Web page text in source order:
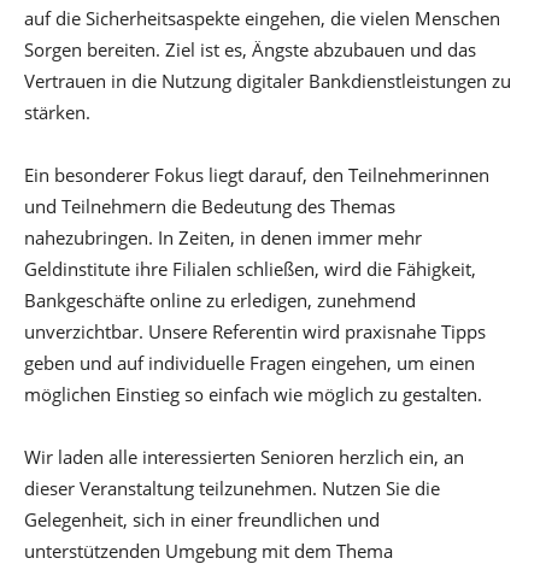
auf die Sicherheitsaspekte eingehen, die vielen Menschen
Sorgen bereiten. Ziel ist es, Ängste abzubauen und das
Vertrauen in die Nutzung digitaler Bankdienstleistungen zu
stärken.
Ein besonderer Fokus liegt darauf, den Teilnehmerinnen
und Teilnehmern die Bedeutung des Themas
nahezubringen. In Zeiten, in denen immer mehr
Geldinstitute ihre Filialen schließen, wird die Fähigkeit,
Bankgeschäfte online zu erledigen, zunehmend
unverzichtbar. Unsere Referentin wird praxisnahe Tipps
geben und auf individuelle Fragen eingehen, um einen
möglichen Einstieg so einfach wie möglich zu gestalten.
Wir laden alle interessierten Senioren herzlich ein, an
dieser Veranstaltung teilzunehmen. Nutzen Sie die
Gelegenheit, sich in einer freundlichen und
unterstützenden Umgebung mit dem Thema